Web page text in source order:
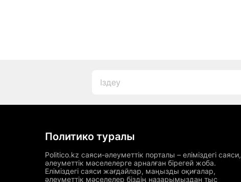
Политико туралы
Politico.kz саяси-әлеуметтік порталы – еліміздегі саяси,
әлеуметтік мәселелерге арналған бірегей жоба.
Еліміздегі саяси жағдайлар, маңызды оқиғалар,
әлеуметтік мәселелер біздің назарымыздан тыс